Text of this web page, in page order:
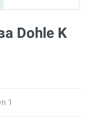
Dohle K
1